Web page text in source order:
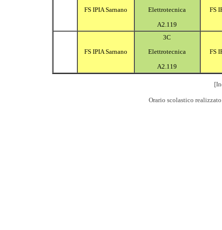
FS IPIA Sarnano
Elettrotecnica
A2.119
FS
FS IPIA Sarnano
3C
Elettrotecnica
A2.119
FS
Orario scolastico